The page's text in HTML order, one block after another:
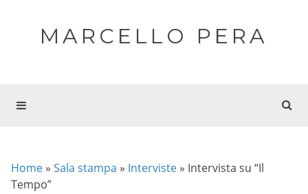
MARCELLO PERA
Home » Sala stampa » Interviste » Intervista su “Il
Tempo”